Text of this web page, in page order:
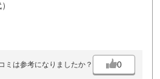
かります。
ミは参考になりましたか？ 0